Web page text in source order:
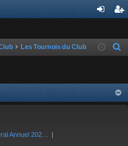
ne
on
cri
on
Les Tournois du Club
Annuel 202…